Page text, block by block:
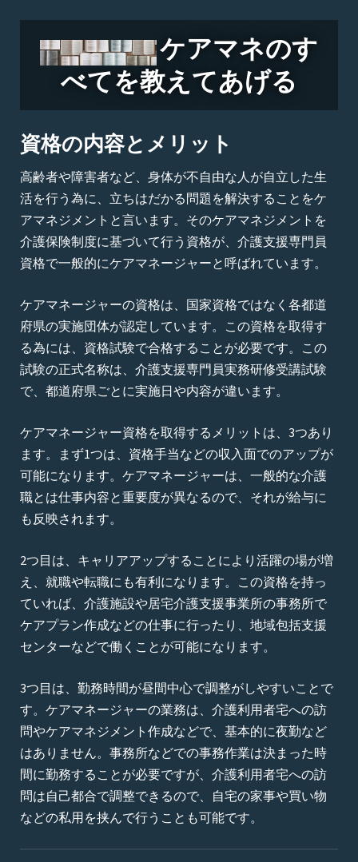
ケアマネのす
べてを教えてあげる
資格の内容とメリット
高齢者や障害者など、身体が不自由な人が自立した生
活を行う為に、立ちはだかる問題を解決することをケ
アマネジメントと言います。そのケアマネジメントを
介護保険制度に基づいて行う資格が、介護支援専門員
資格で一般的にケアマネージャーと呼ばれています。
ケアマネージャーの資格は、国家資格ではなく各都道
府県の実施団体が認定しています。この資格を取得す
る為には、資格試験で合格することが必要です。この
試験の正式名称は、介護支援専門員実務研修受講試験
で、都道府県ごとに実施日や内容が違います。
ケアマネージャー資格を取得するメリットは、3つあり
ます。まず1つは、資格手当などの収入面でのアップが
可能になります。ケアマネージャーは、一般的な介護
職とは仕事内容と重要度が異なるので、それが給与に
も反映されます。
2つ目は、キャリアアップすることにより活躍の場が増
え、就職や転職にも有利になります。この資格を持っ
ていれば、介護施設や居宅介護支援事業所の事務所で
ケアプラン作成などの仕事に行ったり、地域包括支援
センターなどで働くことが可能になります。
3つ目は、勤務時間が昼間中心で調整がしやすいことで
す。ケアマネージャーの業務は、介護利用者宅への訪
問やケアマネジメント作成などで、基本的に夜勤など
はありません。事務所などでの事務作業は決まった時
間に勤務することが必要ですが、介護利用者宅への訪
問は自己都合で調整できるので、自宅の家事や買い物
などの私用を挟んで行うことも可能です。